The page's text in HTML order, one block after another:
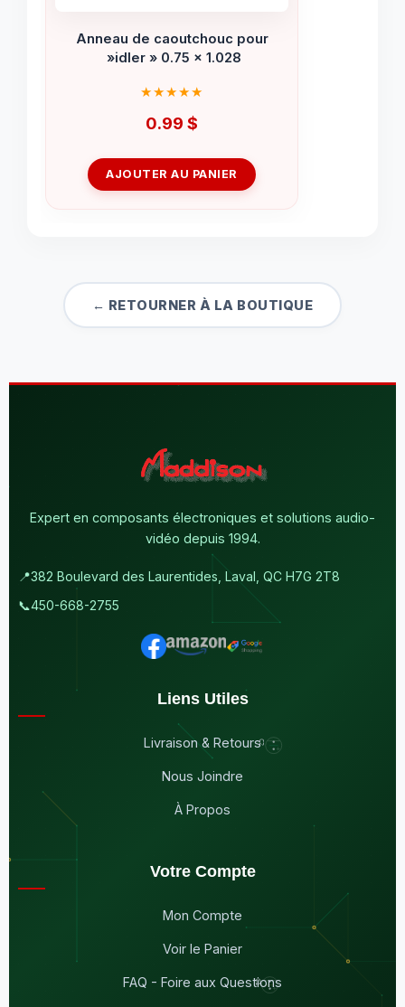
Anneau de caoutchouc pour
»idler » 0.75 x 1.028
0.99 $
AJOUTER AU PANIER
← RETOURNER À LA BOUTIQUE
Expert en composants électroniques et solutions audio-
vidéo depuis 1994.
📍382 Boulevard des Laurentides, Laval, QC H7G 2T8
📞450-668-2755
Liens Utiles
Livraison & Retours
Nous Joindre
À Propos
Votre Compte
Mon Compte
Voir le Panier
FAQ - Foire aux Questions